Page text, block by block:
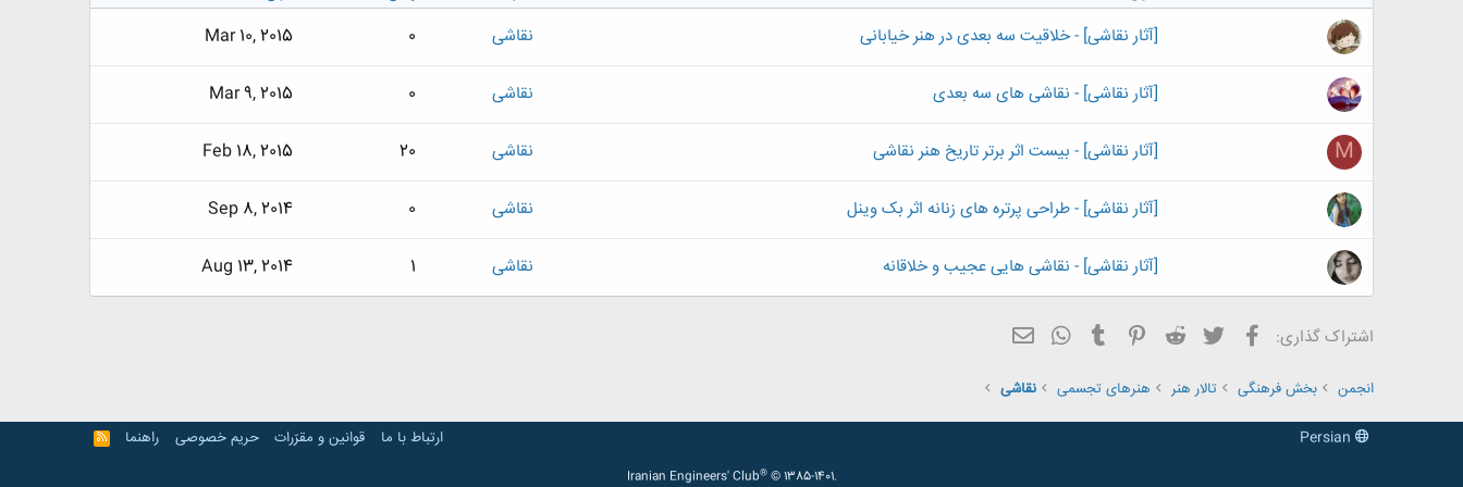
[آثار نقاشی] - خلاقیت سه بعدی در هنر خیابانی نقاشی 0
Mar 10, 2015
[آثار نقاشی] - نقاشی های سه بعدی نقاشی 0
Mar 9, 2015
M [آثار نقاشی] - بیست اثر برتر تاریخ هنر نقاشی نقاشی 20
Feb 18, 2015
[آثار نقاشی] - طراحی پرتره های زنانه اثر بک وینل نقاشی 0
Sep 8, 2014
[آثار نقاشی] - نقاشی هایی عجیب و خلاقانه نقاشی 1
Aug 13, 2014
اشتراک گذاری: فیسبوکتویتر Reddit
Pinterest
Tumblr
WhatsApp
انجمن بخش فرهنگی تالار هنر هنرهای تجسمی نقاشی
ارتباط با ما قوانین و مقرّرات حریم خصوصی راهنما
R
S
Iranian Engineers' Club® © 1385-1401.